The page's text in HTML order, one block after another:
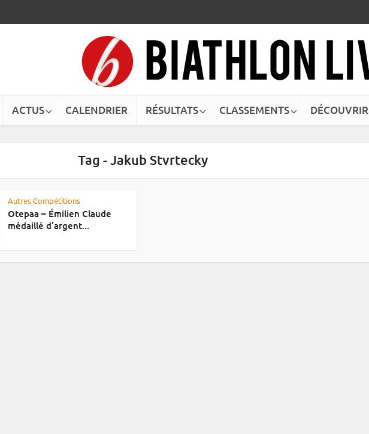
ACTUS CALENDRIER RÉSULTATS CLASSEMENTS DÉCOUVRIR
Tag - Jakub Stvrtecky
Autres Compétitions
Otepaa – Émilien Claude
médaillé d’argent...